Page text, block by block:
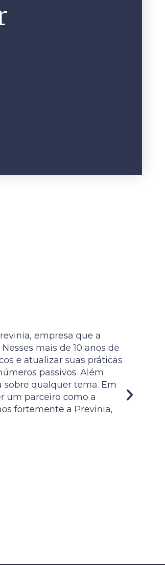
empresa que a
mais de 10 anos de
e atualizar suas práticas
passivos. Além
sobre qualquer tema. Em
um parceiro como a
fortemente a Previnia,